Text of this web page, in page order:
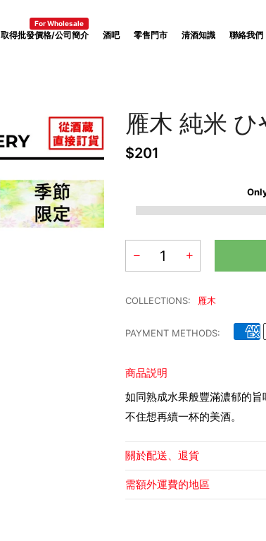
取得批發價格/公司簡介
For Wholesale
酒吧 零售門市 清酒知識 聯絡我們
雁木 純米 ひ
$201
COLLECTIONS: 雁木
PAYMENT METHODS:
商品説明
如同熟成水果般豐滿濃郁的
不住想再續一杯的美酒。
關於配送、退貨
需額外運費的地區